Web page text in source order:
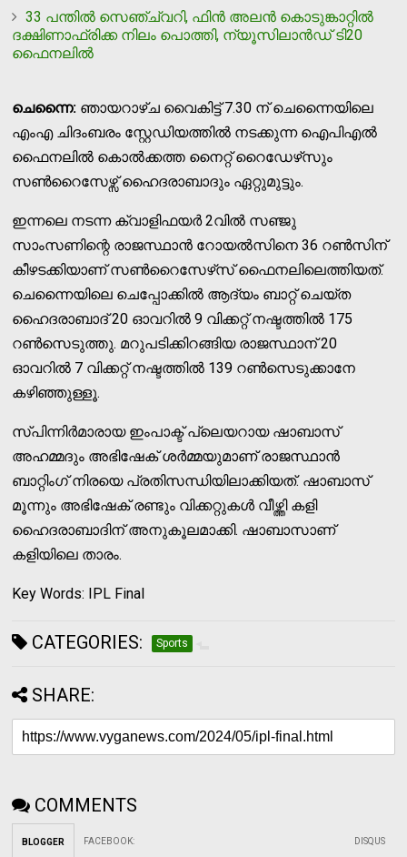
33 പന്തില്‍ സെഞ്ച്വറി, ഫിന്‍ അലന്‍ കൊടുങ്കാറ്റില്‍
ദക്ഷിണാഫ്രിക്ക നിലം പൊത്തി, ന്യൂസിലാന്‍ഡ് ടി20
ഫൈനലില്‍
ചെന്നൈ: ഞായറാഴ്ച വൈകിട്ട് 7.30 ന് ചെന്നൈയിലെ
എംഎ ചിദംബരം സ്റ്റേഡിയത്തില്‍ നടക്കുന്ന ഐപിഎല്‍
ഫൈനലില്‍ കൊല്‍ക്കത്ത നൈറ്റ് റൈഡേഴ്‌സും
സണ്‍റൈസേഴ്സ് ഹൈദരാബാദും ഏറ്റുമുട്ടും.
ഇന്നലെ നടന്ന ക്വാളിഫയര്‍ 2വില്‍ സഞ്ജു
സാംസണിന്റെ രാജസ്ഥാന്‍ റോയല്‍സിനെ 36 റണ്‍സിന്
കീഴടക്കിയാണ് സണ്‍റൈസേഴ്‌സ് ഫൈനലിലെത്തിയത്.
ചെന്നൈയിലെ ചെപ്പോക്കില്‍ ആദ്യം ബാറ്റ് ചെയ്ത
ഹൈദരാബാദ് 20 ഓവറില്‍ 9 വിക്കറ്റ് നഷ്ടത്തില്‍ 175
റണ്‍സെടുത്തു. മറുപടിക്കിറങ്ങിയ രാജസ്ഥാന് 20
ഓവറില്‍ 7 വിക്കറ്റ് നഷ്ടത്തില്‍ 139 റണ്‍സെടുക്കാനേ
കഴിഞ്ഞുള്ളൂ.
സ്പിന്നിര്‍മാരായ ഇംപാക്ട് പ്ലെയറായ ഷാബാസ്
അഹമ്മദും അഭിഷേക് ശര്‍മ്മയുമാണ് രാജസ്ഥാന്‍
ബാറ്റിംഗ് നിരയെ പ്രതിസന്ധിയിലാക്കിയത്. ഷാബാസ്
മൂന്നും അഭിഷേക് രണ്ടും വിക്കറ്റുകള്‍ വീഴ്ത്തി കളി
ഹൈദരാബാദിന് അനുകൂലമാക്കി. ഷാബാസാണ്
കളിയിലെ താരം.
Key Words: IPL Final
CATEGORIES: Sports
SHARE:
COMMENTS
BLOGGER FACEBOOK: DISQUS